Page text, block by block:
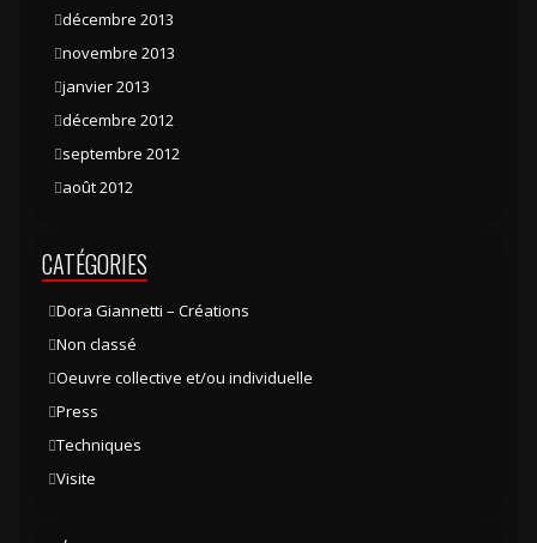
décembre 2013
novembre 2013
janvier 2013
décembre 2012
septembre 2012
août 2012
CATÉGORIES
Dora Giannetti – Créations
Non classé
Oeuvre collective et/ou individuelle
Press
Techniques
Visite